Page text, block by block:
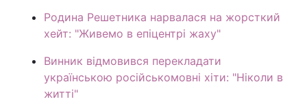
Родина Решетника нарвалася на жорсткий
хейт: "Живемо в епіцентрі жаху"
Винник відмовився перекладати
українською російськомовні хіти: "Ніколи в
житті"